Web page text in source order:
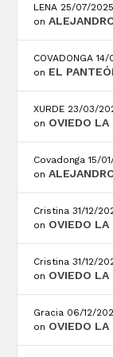
LENA 25/07/2025
on
COVADONGA 14/
on EL
XURDE 23/03/
on OVIEDO
Covadonga 15/
on
Cristina 31/12/
on OVIEDO
Cristina 31/12/
on OVIEDO
Gracia 06/12/
on OVIEDO